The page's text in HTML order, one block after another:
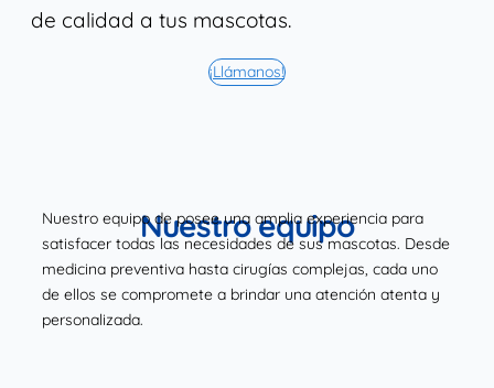
de calidad a tus mascotas.
¡Llámanos!
Nuestro equipo
Nuestro equipo de posee una amplia experiencia para
satisfacer todas las necesidades de sus mascotas. Desde
medicina preventiva hasta cirugías complejas, cada uno
de ellos se compromete a brindar una atención atenta y
personalizada.